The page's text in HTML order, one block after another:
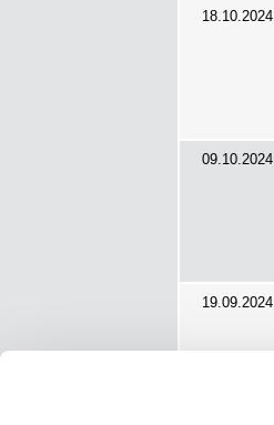
18.10.2024
09.10.2024
19.09.2024